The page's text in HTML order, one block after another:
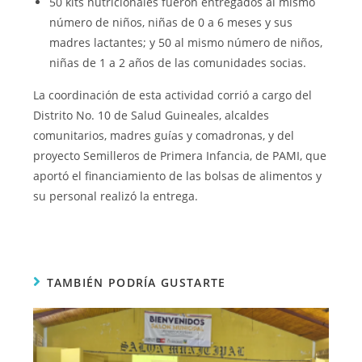
número de niños, niñas de 0 a 6 meses y sus
madres lactantes; y 50 al mismo número de niños,
niñas de 1 a 2 años de las comunidades socias.
La coordinación de esta actividad corrió a cargo del
Distrito No. 10 de Salud Guineales, alcaldes
comunitarios, madres guías y comadronas, y del
proyecto Semilleros de Primera Infancia, de PAMI, que
aportó el financiamiento de las bolsas de alimentos y
su personal realizó la entrega.
TAMBIÉN PODRÍA GUSTARTE